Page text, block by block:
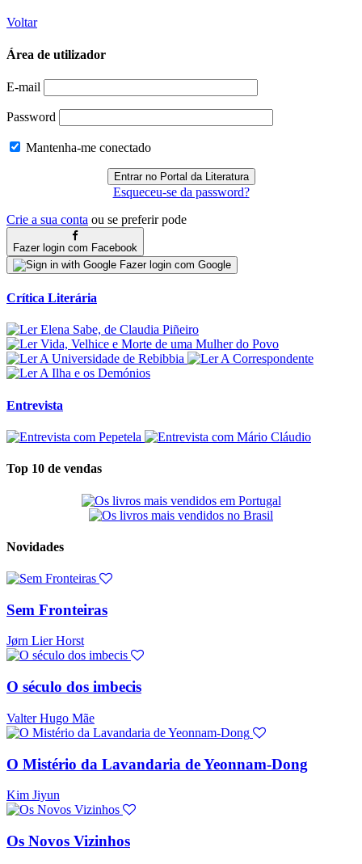
Voltar
Área de utilizador
E-mail
Password
Mantenha-me conectado
Esqueceu-se da password?
Crie a sua conta ou se preferir pode
Fazer login com Facebook
Fazer login com Google
Crítica Literária
Entrevista
Top 10 de vendas
Novidades
Sem Fronteiras
Jørn Lier Horst
O século dos imbecis
Valter Hugo Mãe
O Mistério da Lavandaria de Yeonnam-Dong
Kim Jiyun
Os Novos Vizinhos